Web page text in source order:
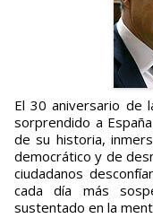
El 30 aniversario de la Constitución y el final del 2008 han
sorprendido a
de su historia,
democrático y de
ciudadanos
cada día más
sustentado en la